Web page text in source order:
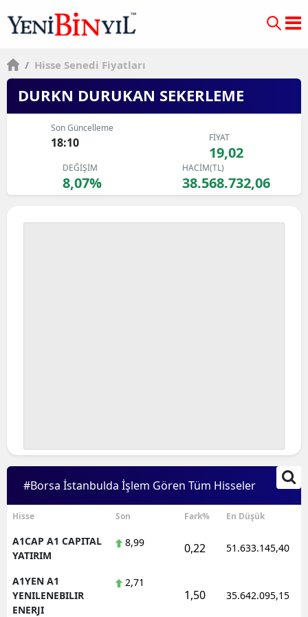
/ Hisse Senedi Fiyatları
DURKN DURUKAN SEKERLEME
Son Güncelleme
18:10 FİYAT
19,02
DEĞİŞİM
8,07%
HACİM(TL)
38.568.732,06
#Borsa İstanbulda İşlem Gören Tüm Hisseler
Hisse Son Fark% En Düşük
A1CAP A1 CAPITAL
YATIRIM
8,99 0,22 51.633.145,40
A1YEN A1
YENILENEBILIR
ENERJI
2,71
1,50 35.642.095,15